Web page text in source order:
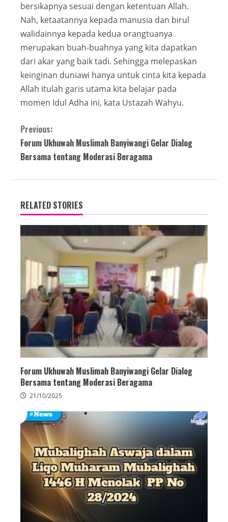
bersikapnya sesuai dengan ketentuan Allah.
Nah, ketaatannya kepada manusia dan birul
walidainnya kepada kedua orangtuanya
merupakan buah-buahnya yang kita dapatkan
dari akar yang baik tadi. Sehingga melepaskan
keinginan duniawi hanya untuk cinta kita kepada
Allah itulah garis utama kita belajar pada
momen Idul Adha ini, kata Ustazah Wahyu.
Continue
Reading
Previous:
Forum Ukhuwah Muslimah Banyiwangi Gelar Dialog
Bersama tentang Moderasi Beragama
RELATED STORIES
Forum Ukhuwah Muslimah Banyiwangi Gelar Dialog
Bersama tentang Moderasi Beragama
21/10/2025